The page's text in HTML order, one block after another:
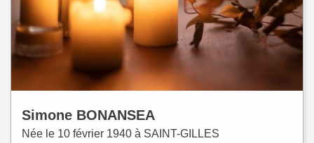
Simone BONANSEA
Née le 10 février 1940 à SAINT-GILLES